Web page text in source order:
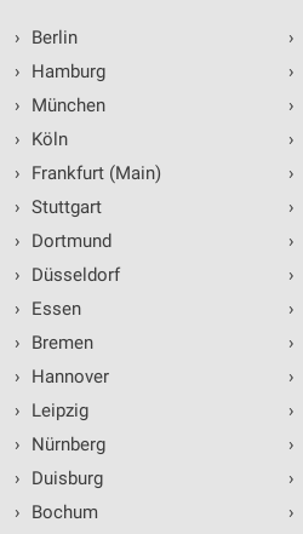
›
Berlin
›
Hamburg
›
München
›
Köln
›
Frankfurt (Main)
› Stuttgart
›
Dortmund
›
Düsseldorf
›
Essen
›
Bremen
›
Hannover
›
Leipzig
›
Nürnberg
›
Duisburg
›
Bochum
›
›
›
›
›
›
›
›
›
›
›
›
›
›
›